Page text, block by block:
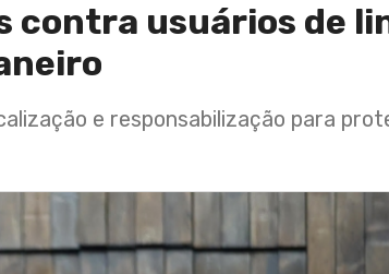
contra usuários de
e responsabilização para